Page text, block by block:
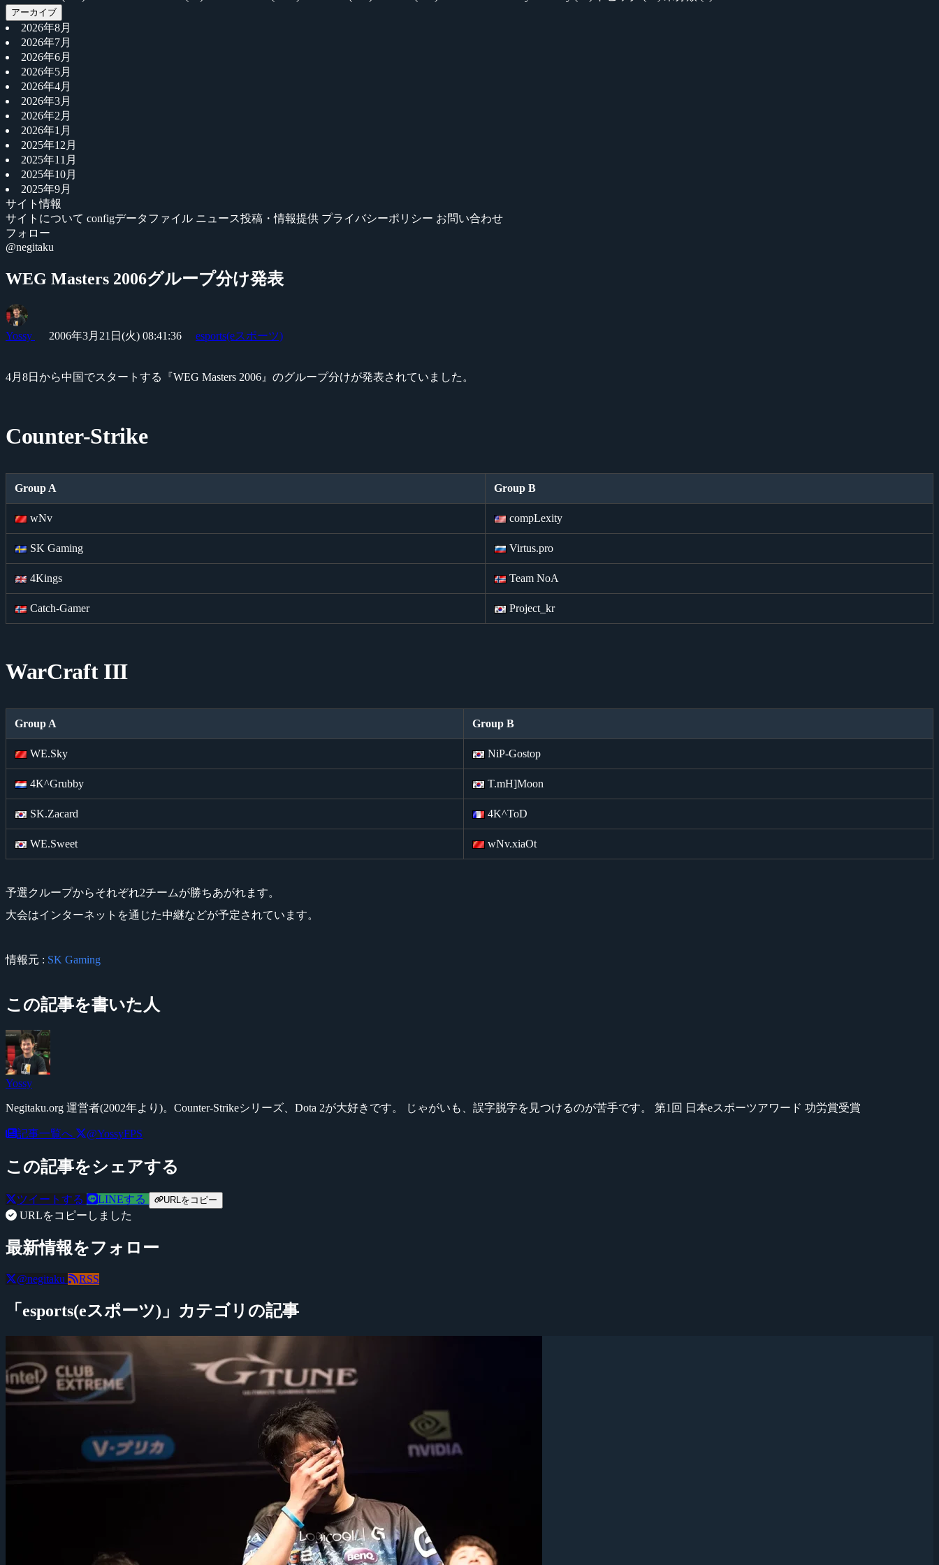
アーカイブ
2026年8月
2026年7月
2026年6月
2026年5月
2026年4月
2026年3月
2026年2月
2026年1月
2025年12月
2025年11月
2025年10月
2025年9月
サイト情報
サイトについて configデータファイル ニュース投稿・情報提供 プライバシーポリシー お問い合わせ
フォロー
@negitaku
WEG Masters 2006グループ分け発表
Yossy 2006年3月21日(火) 08:41:36 esports(eスポーツ)
4月8日から中国でスタートする『WEG Masters 2006』のグループ分けが発表されていました。
Counter-Strike
Group A Group B
wNv compLexity
SK Gaming Virtus.pro
4Kings Team NoA
Catch-Gamer Project_kr
WarCraft III
Group A Group B
WE.Sky NiP-Gostop
4K^Grubby T.mH]Moon
SK.Zacard 4K^ToD
WE.Sweet wNv.xiaOt
予選クループからそれぞれ2チームが勝ちあがれます。
大会はインターネットを通じた中継などが予定されています。
情報元 : SK Gaming
この記事を書いた人
Yossy
Negitaku.org 運営者(2002年より)。Counter-Strikeシリーズ、Dota 2が大好きです。 じゃがいも、誤字脱字を見つけるのが苦手です。 第1回 日本eスポーツアワード 功労賞受賞
記事一覧へ @YossyFPS
この記事をシェアする
ツイートする LINEする URLをコピー
URLをコピーしました
最新情報をフォロー
@negitaku RSS
「esports(eスポーツ)」カテゴリの記事